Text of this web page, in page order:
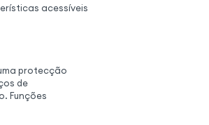
acessíveis
protecção
de
Funções